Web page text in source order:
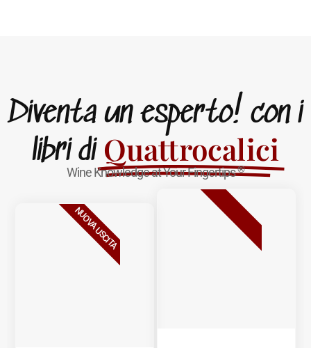
Diventa un esperto! con i
libri di Quattrocalici
Wine Knowledge at Your Fingertips®
NUOVA USCITA BESTSELLER